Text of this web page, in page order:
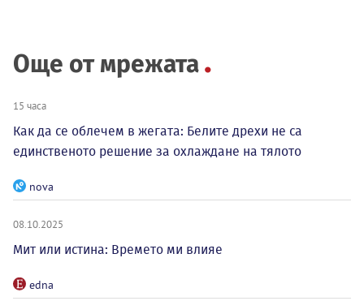
Още от мрежата
15 часа
Как да се облечем в жегата: Белите дрехи не са
единственото решение за охлаждане на тялото
nova
08.10.2025
Мит или истина: Времето ми влияе
edna